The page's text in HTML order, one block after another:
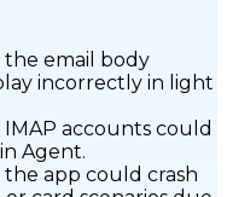
the email body
incorrectly in light
accounts could
Agent.
the app could crash